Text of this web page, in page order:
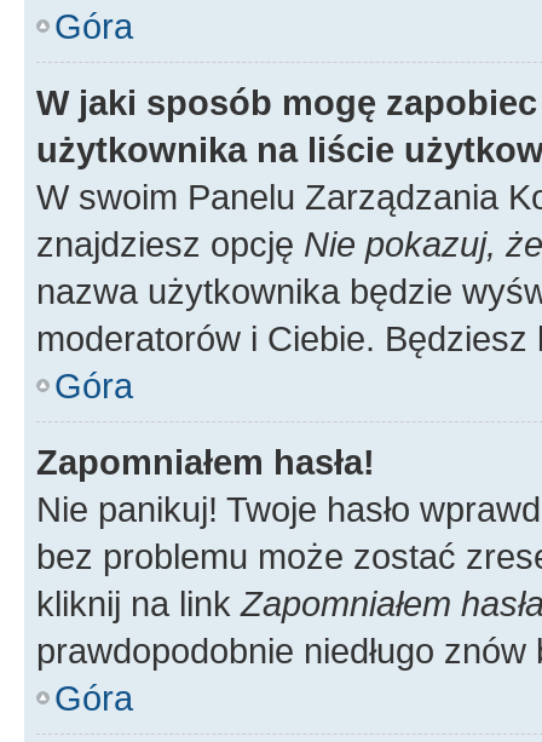
Góra
W jaki sposób mogę
użytkownika na liście
W swoim Panelu Zarządzania
znajdziesz opcję Nie pokazuj,
nazwa użytkownika będzie
moderatorów i Ciebie.
Góra
Zapomniałem hasła!
Nie panikuj! Twoje hasło
bez problemu może zostać
kliknij na link Zapomniałem
prawdopodobnie niedługo
Góra